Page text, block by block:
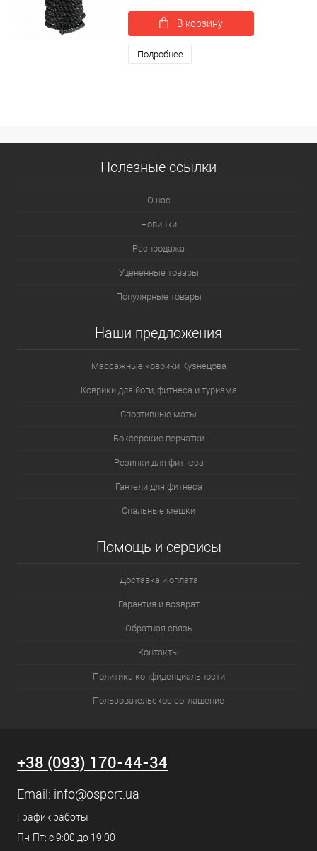
В корзину
Подробнее
Полезные ссылки
О нас
Новинки
Распродажа
Уцененные товары
Популярные товары
Наши предложения
Массажные коврики Кузнецова
Коврики для йоги, фитнеса и туризма
Спортивные маты
Боксерские перчатки
Резинки для фитнеса
Гантели для фитнеса
Спальные мешки
Помощь и сервисы
Доставка и оплата
Гарантия и возврат
Обратная связь
Контакты
Политика конфиденциальности
Пользовательское соглашение
+38 (093) 170-44-34
Email: info@osport.ua
График работы
Пн-Пт: с 9:00 до 19:00